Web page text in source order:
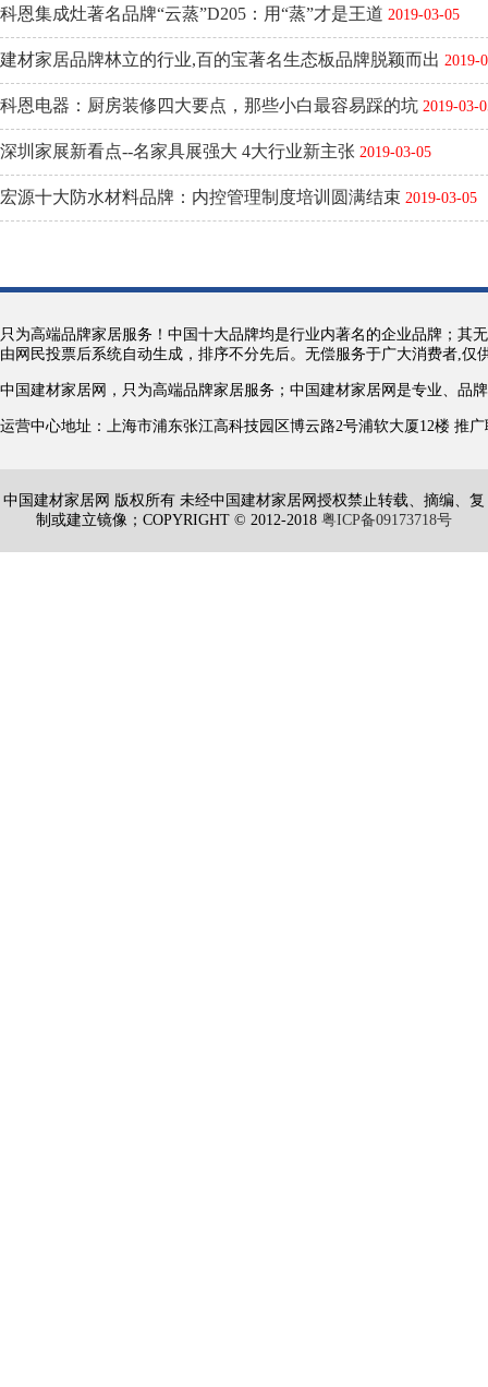
科恩集成灶著名品牌“云蒸”D205：用“蒸”才是王道 2019-03-05
建材家居品牌林立的行业,百的宝著名生态板品牌脱颖而出 2019-
科恩电器：厨房装修四大要点，那些小白最容易踩的坑 2019-03-
深圳家展新看点--名家具展强大 4大行业新主张 2019-03-05
宏源十大防水材料品牌：内控管理制度培训圆满结束 2019-03-05
只为高端品牌家居服务！中国十大品牌均是行业内著名的企业品牌；其
由网民投票后系统自动生成，排序不分先后。无偿服务于广大消费者,
中国建材家居网，只为高端品牌家居服务；中国建材家居网是专业、品
运营中心地址：上海市浦东张江高科技园区博云路2号浦软大厦12楼 推
中国建材家居网 版权所有 未经中国建材家居网授权禁止转载、摘编、复
制或建立镜像；COPYRIGHT © 2012-2018 粤ICP备09173718号